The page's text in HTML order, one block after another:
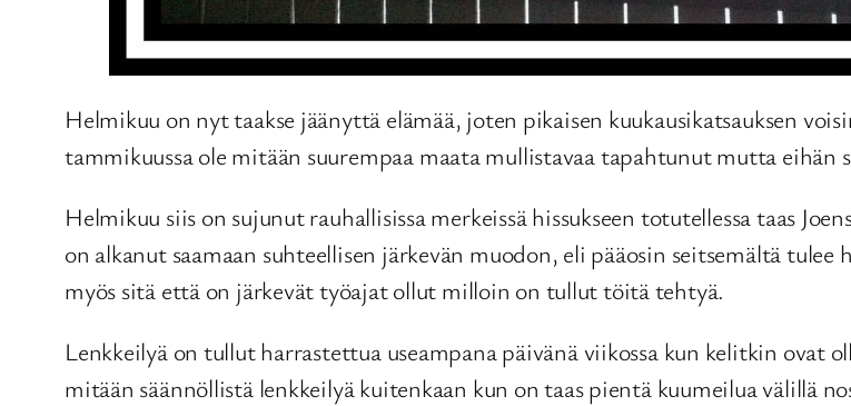
Helmikuu on nyt taakse jäänyttä elämää, joten pikaisen kuukausikatsauksen
tammikuussa ole mitään suurempaa maata mullistavaa tapahtunut mutta eihän
Helmikuu siis on sujunut rauhallisissa merkeissä hissukseen totutellessa taas
on alkanut saamaan suhteellisen järkevän muodon, eli pääosin seitsemältä
myös sitä että on järkevät työajat ollut milloin on tullut töitä tehtyä.
Lenkkeilyä on tullut harrastettua useampana päivänä viikossa kun kelitkin ovat
mitään säännöllistä lenkkeilyä kuitenkaan kun on taas pientä kuumeilua välillä